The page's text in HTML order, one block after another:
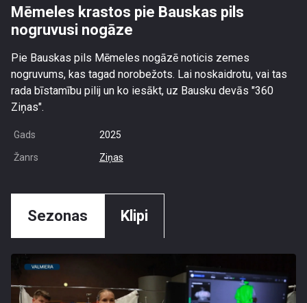
Mēmeles krastos pie Bauskas pils
nogruvusi nogāze
Pie Bauskas pils Mēmeles nogāzē noticis zemes
nogruvums, kas tagad norobežots. Lai noskaidrotu, vai tas
rada bīstamību pilij un ko iesākt, uz Bausku devās "360
Ziņas".
Gads 2025
Žanrs Ziņas
Sezonas Klipi